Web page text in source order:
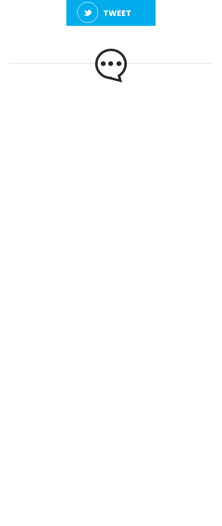
TWEET